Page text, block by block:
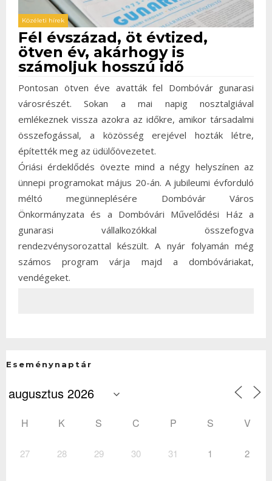
Közéleti hírek
Fél évszázad, öt évtized,
ötven év, akárhogy is
számoljuk hosszú idő
Pontosan ötven éve avatták fel Dombóvár gunarasi
városrészét. Sokan a mai napig nosztalgiával
emlékeznek vissza azokra az időkre, amikor társadalmi
összefogással, a közösség erejével hozták létre,
építették meg az üdülőövezetet.
Óriási érdeklődés övezte mind a négy helyszínen az
ünnepi programokat május 20-án. A jubileumi évforduló
méltó megünneplésére Dombóvár Város
Önkormányzata és a Dombóvári Művelődési Ház a
gunarasi vállalkozókkal összefogva
rendezvénysorozattal készült. A nyár folyamán még
számos program várja majd a dombóváriakat,
vendégeket.
Eseménynaptár
H K S C P S V
27 28 29 30 31 1 2